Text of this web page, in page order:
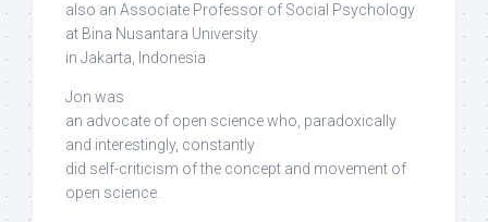
also an Associate Professor of Social Psychology
at Bina Nusantara University
in Jakarta, Indonesia
Jon was
an advocate of open science who, paradoxically
and interestingly, constantly
did self-criticism of the concept and movement of
open science.